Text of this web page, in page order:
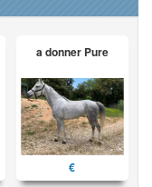
a donner Pure
€